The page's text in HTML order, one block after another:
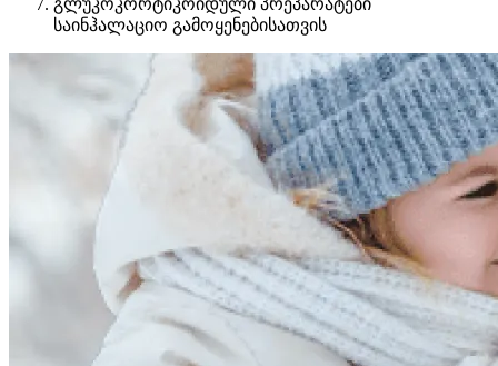
გლუკოკორტიკოიდული პრეპარატები
საინჰალაციო გამოყენებისათვის